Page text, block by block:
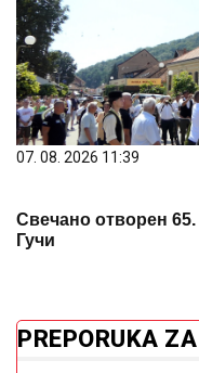
07. 08. 2026 11:39
Свечано отворен 65.
Гучи
PREPORUKA